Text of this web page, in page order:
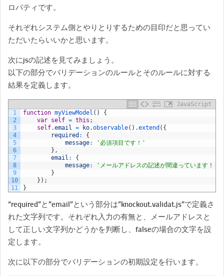
ロパティです。
それぞれシステム側とやりとりするための目印だと思ってい
ただいたらいいかと思います。
次にjsの記述を見てみましょう。
以下の部分でバリデーションのルールとそのルールに対する
結果を定義します。
JavaScript
1
2
3
4
5
6
7
8
9
10
11
function myViewModel ( )
{
var self = this ;
self.email = ko.observable( ) .extend ( {
required :
{
message:
'必須項目です！'
} ,
email :
{
message:
'メールアドレスの記述が間違っています！'
}
} ) ;
}
“required”と”email”という部分は”knockout.validat.js”で定義さ
れた文字列です。それぞれ入力の有無と、メールアドレスと
して正しい文字列かどうかを判断し、falseの場合の文字を設
定します。
次に以下の部分でバリデーションの初期設定を行います。